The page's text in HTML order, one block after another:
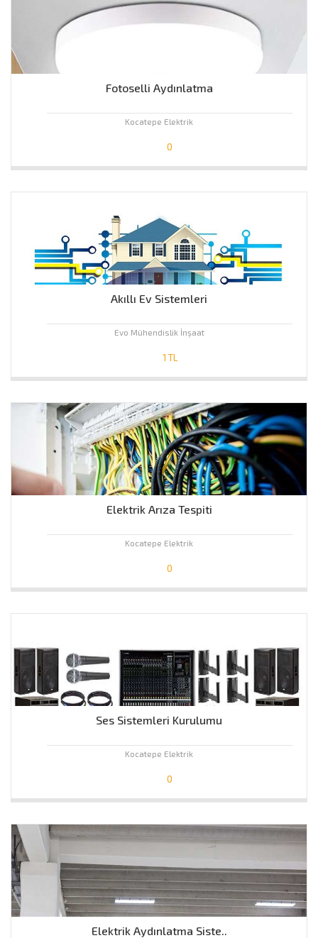
Fotoselli Aydınlatma
Kocatepe Elektrik
0
Akıllı Ev Sistemleri
Evo Mühendislik İnşaat
1 TL
Elektrik Arıza Tespiti
Kocatepe Elektrik
0
Ses Sistemleri Kurulumu
Kocatepe Elektrik
0
Elektrik Aydınlatma Siste..